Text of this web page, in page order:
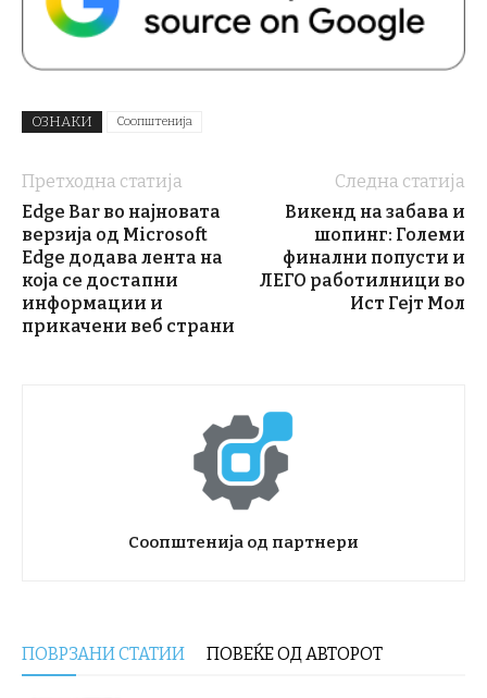
ОЗНАКИ Соопштенија
Претходна статија
Edge Bar во најновата
верзија од Microsoft
Edge додава лента на
која се достапни
информации и
прикачени веб страни
Следна статија
Викенд на забава и
шопинг: Големи
финални попусти и
ЛЕГО работилници во
Ист Гејт Мол
Соопштенија од партнери
ПОВРЗАНИ СТАТИИ ПОВЕЌЕ ОД АВТОРОТ